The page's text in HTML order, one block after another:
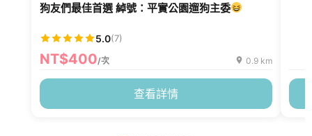
狗友們最佳首選 綽號：平實公園遛狗主委
5.0(7)
NT$400/次 0.9 km
查看詳情